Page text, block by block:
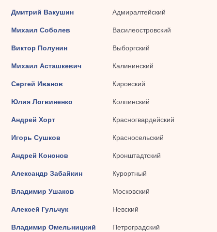
Дмитрий Вакушин Адмиралтейский
Михаил Соболев Василеостровский
Виктор Полунин Выборгский
Михаил Асташкевич Калининский
Сергей Иванов Кировский
Юлия Логвиненко Колпинский
Андрей Хорт Красногвардейский
Игорь Сушков Красносельский
Андрей Кононов Кронштадтский
Александр Забайкин Курортный
Владимир Ушаков Московский
Алексей Гульчук Невский
Владимир Омельницкий Петроградский